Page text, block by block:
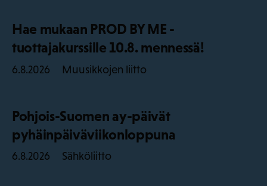
Hae mukaan PROD BY ME -
tuottajakurssille 10.8. mennessä!
6.8.2026 Muusikkojen liitto
Pohjois-Suomen ay-päivät
pyhäinpäiväviikonloppuna
6.8.2026 Sähköliitto